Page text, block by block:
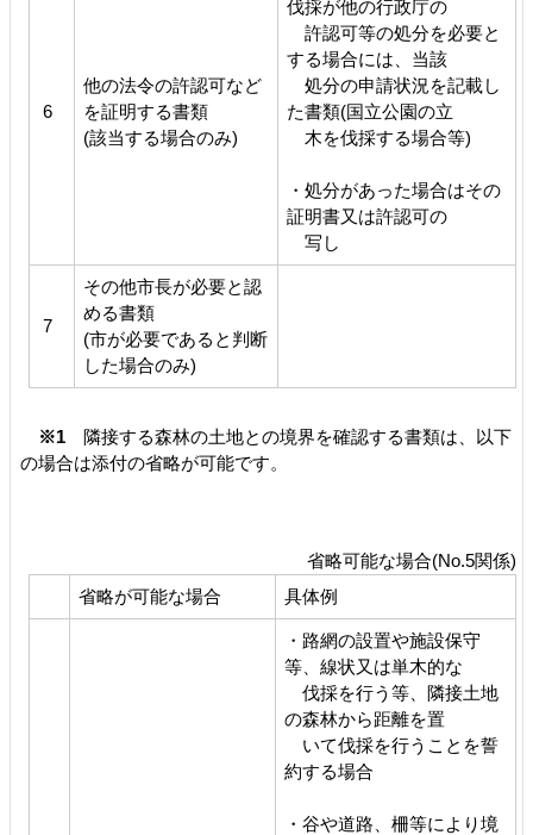
6
他の法令の許認可など
を証明する書類
(該当する場合のみ)
伐採が他の行政庁の
許認可等の処分を必要と
する場合には、当該
処分の申請状況を記載し
た書類(国立公園の立
木を伐採する場合等)
・処分があった場合はその
証明書又は許認可の
写し
7
その他市長が必要と認
める書類
(市が必要であると判断
した場合のみ)
※1 隣接する森林の土地との境界を確認する書類は、以下
の場合は添付の省略が可能です。
省略可能な場合(No.5関係)
省略が可能な場合
具体例
・路網の設置や施設保守
等、線状又は単木的な
伐採を行う等、隣接土地
の森林から距離を置
いて伐採を行うことを誓
約する場合
・谷や道路、柵等により境